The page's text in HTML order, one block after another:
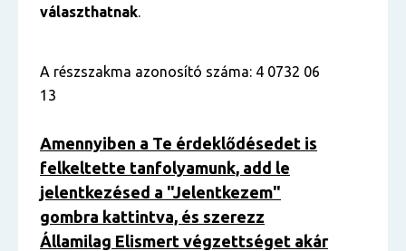
választhatnak.
A részszakma azonosító száma: 4 0732 06
13
Amennyiben a Te érdeklődésedet is
felkeltette tanfolyamunk, add le
jelentkezésed a "Jelentkezem"
gombra kattintva, és szerezz
Államilag Elismert végzettséget akár